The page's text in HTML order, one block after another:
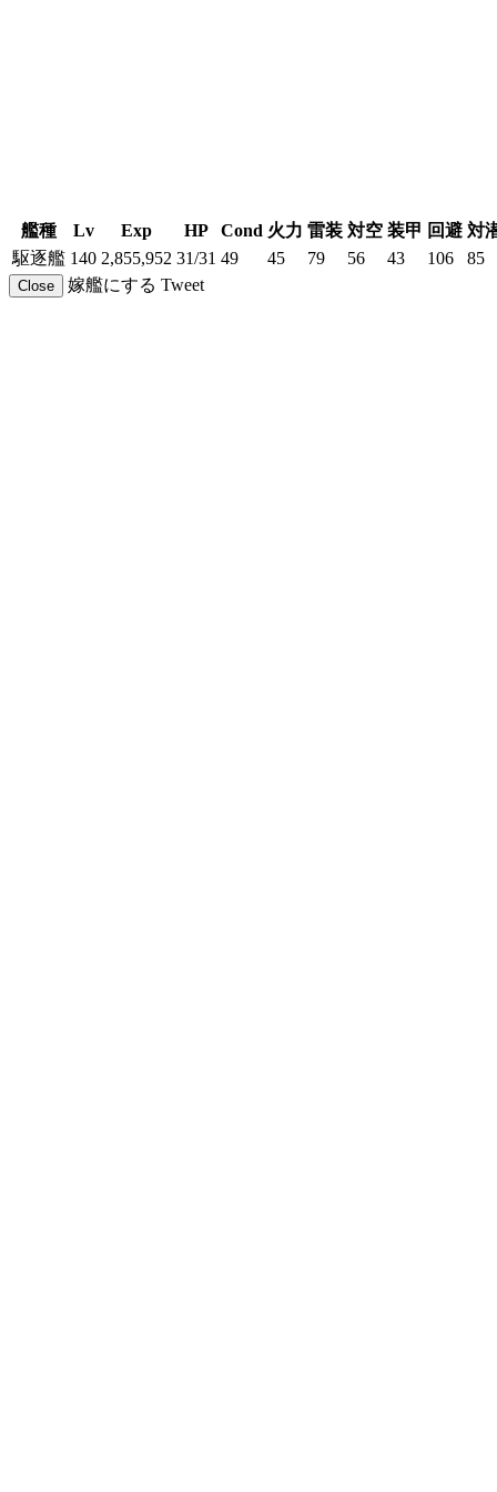
艦種 Lv Exp HP Cond 火力 雷装 対空 装甲 回避 対
駆逐艦 140 2,855,952 31/31 49 45 79 56 43 106 85
Close 嫁艦にする Tweet